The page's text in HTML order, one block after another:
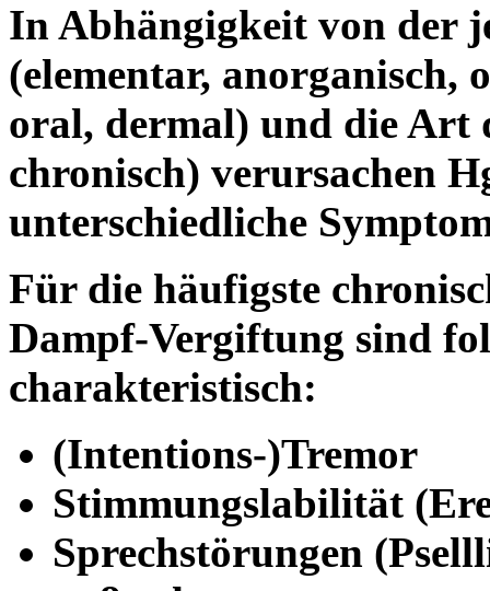
In Abhängigkeit von der
(elementar, anorganisch,
oral, dermal) und die Art
chronisch) verursachen
unterschiedliche
Für die häufigste
Dampf-Vergiftung sind
charakteristisch:
(Intentions-)Tremor
Stimmungslabilität
Sprechstörungen